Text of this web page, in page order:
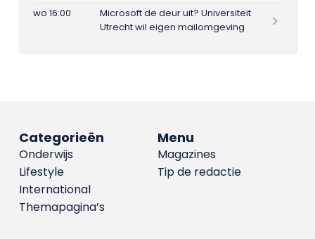
wo 16:00
Microsoft de deur uit? Universiteit
Utrecht wil eigen mailomgeving
Menu
Magazines
Tip de redactie
Categorieën
Onderwijs
Lifestyle
International
Themapagina’s